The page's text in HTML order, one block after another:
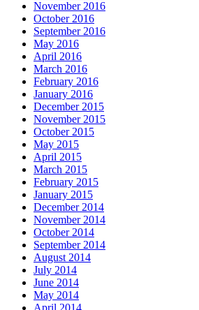
November 2016
October 2016
September 2016
May 2016
April 2016
March 2016
February 2016
January 2016
December 2015
November 2015
October 2015
May 2015
April 2015
March 2015
February 2015
January 2015
December 2014
November 2014
October 2014
September 2014
August 2014
July 2014
June 2014
May 2014